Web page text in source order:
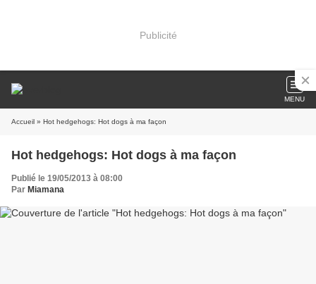
Publicité
MENU
Accueil » Hot hedgehogs: Hot dogs à ma façon
Hot hedgehogs: Hot dogs à ma façon
Publié le 19/05/2013 à 08:00
Par Miamana